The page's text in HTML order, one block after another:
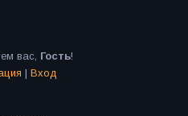
вас, Гость!
| Вход